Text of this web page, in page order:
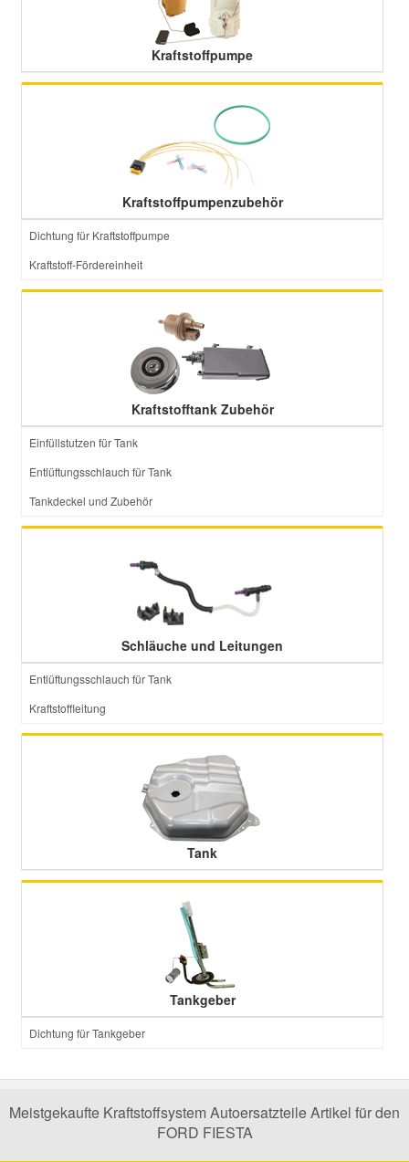
Kraftstoffpumpe
Kraftstoffpumpenzubehör
Dichtung für Kraftstoffpumpe
Kraftstoff-Fördereinheit
Kraftstofftank Zubehör
Einfüllstutzen für Tank
Entlüftungsschlauch für Tank
Tankdeckel und Zubehör
Schläuche und Leitungen
Entlüftungsschlauch für Tank
Kraftstoffleitung
Tank
Tankgeber
Dichtung für Tankgeber
Meistgekaufte Kraftstoffsystem Autoersatzteile Artikel für den
FORD FIESTA